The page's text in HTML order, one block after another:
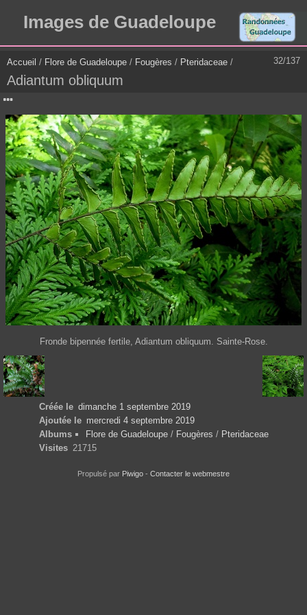
Images de Guadeloupe
32/137
Accueil / Flore de Guadeloupe / Fougères / Pteridaceae /
Adiantum obliquum
Fronde bipennée fertile, Adiantum obliquum. Sainte-Rose.
Créée le dimanche 1 septembre 2019
Ajoutée le mercredi 4 septembre 2019
Albums
Flore de Guadeloupe/ Fougères / Pteridaceae
Visites 21715
Propulsé par Piwigo - Contacter le webmestre